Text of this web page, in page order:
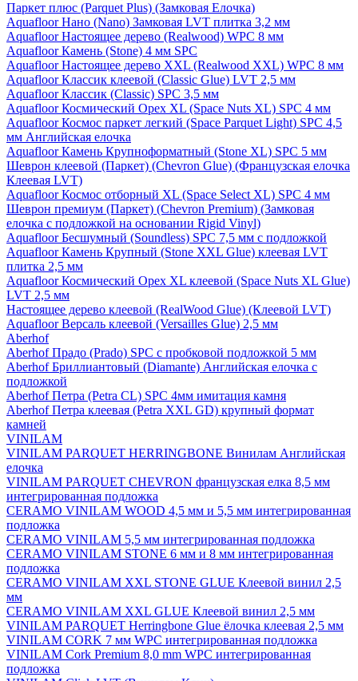
Паркет плюс (Parquet Plus) (Замковая Елочка)
Aquafloor Нано (Nano) Замковая LVT плитка 3,2 мм
Aquafloor Настоящее дерево (Realwood) WPC 8 мм
Aquafloor Камень (Stone) 4 мм SPC
Aquafloor Настоящее дерево XXL (Realwood XXL) WPC 8 мм
Aquafloor Классик клеевой (Classic Glue) LVT 2,5 мм
Aquafloor Классик (Classic) SPC 3,5 мм
Aquafloor Космический Орех XL (Space Nuts XL) SPC 4 мм
Aquafloor Космос паркет легкий (Space Parquet Light) SPC 4,5
мм Английская елочка
Aquafloor Камень Крупноформатный (Stone XL) SPC 5 мм
Шеврон клеевой (Паркет) (Chevron Glue) (Французская елочка
Клеевая LVT)
Aquafloor Космос отборный XL (Space Select XL) SPC 4 мм
Шеврон премиум (Паркет) (Chevron Premium) (Замковая
елочка с подложкой на основании Rigid Vinyl)
Aquafloor Бесшумный (Soundless) SPC 7,5 мм с подложкой
Aquafloor Камень Крупный (Stone XXL Glue) клеевая LVT
плитка 2,5 мм
Aquafloor Космический Орех XL клеевой (Space Nuts XL Glue)
LVT 2,5 мм
Настоящее дерево клеевой (RealWood Glue) (Клеевой LVT)
Aquafloor Версаль клеевой (Versailles Glue) 2,5 мм
Aberhof
Aberhof Прадо (Prado) SPC с пробковой подложкой 5 мм
Aberhof Бриллиантовый (Diamante) Английская елочка с
подложкой
Aberhof Петра (Petra CL) SPC 4мм имитация камня
Aberhof Петра клеевая (Petra XXL GD) крупный формат
камней
VINILAM
VINILAM PARQUET HERRINGBONE Винилам Английская
елочка
VINILAM PARQUET CHEVRON французская елка 8,5 мм
интегрированная подложка
CERAMO VINILAM WOOD 4,5 мм и 5,5 мм интегрированная
подложка
CERAMO VINILAM 5,5 мм интегрированная подложка
CERAMO VINILAM STONE 6 мм и 8 мм интегрированная
подложка
CERAMO VINILAM XXL STONE GLUE Клеевой винил 2,5
мм
CERAMO VINILAM XXL GLUE Клеевой винил 2,5 мм
VINILAM PARQUET Herringbone Glue ёлочка клеевая 2,5 мм
VINILAM CORK 7 мм WPC интегрированная подложка
VINILAM Cork Premium 8,0 mm WPC интегрированная
подложка